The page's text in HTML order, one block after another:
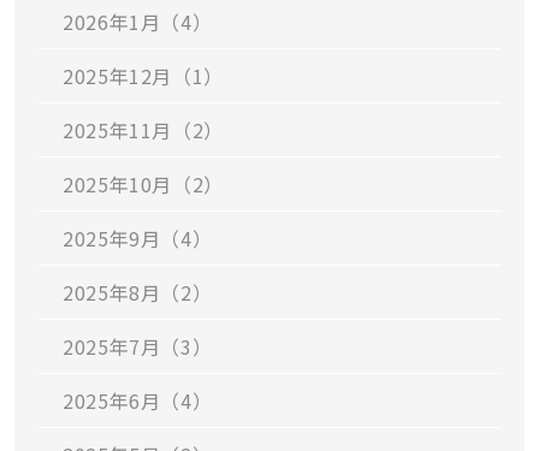
2026年1月（4）
2025年12月（1）
2025年11月（2）
2025年10月（2）
2025年9月（4）
2025年8月（2）
2025年7月（3）
2025年6月（4）